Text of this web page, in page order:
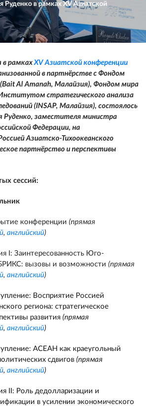
Руденко в рамках XV Азиатской
в рамкахXV Азиатской конференции
в партнёрстве с Фондом
Al Amanah, Малайзия), Фондом мира
стратегического анализа
(INSAP, Малайзия), состоялось
Руденко, заместителя министра
Федерации, на
Азиатско-Тихоокеанского
партнёрство и перспективы
сессий:
конференции (прямая
, английский)
I: Заинтересованность Юго-
вызовы и возможности (прямая
, английский)
Восприятие Россией
региона: стратегическое
развития (прямая
, английский)
АСЕАН как краеугольный
сдвигов (прямая
, английский)
II: Роль дедолларизации и
в усилении экономического